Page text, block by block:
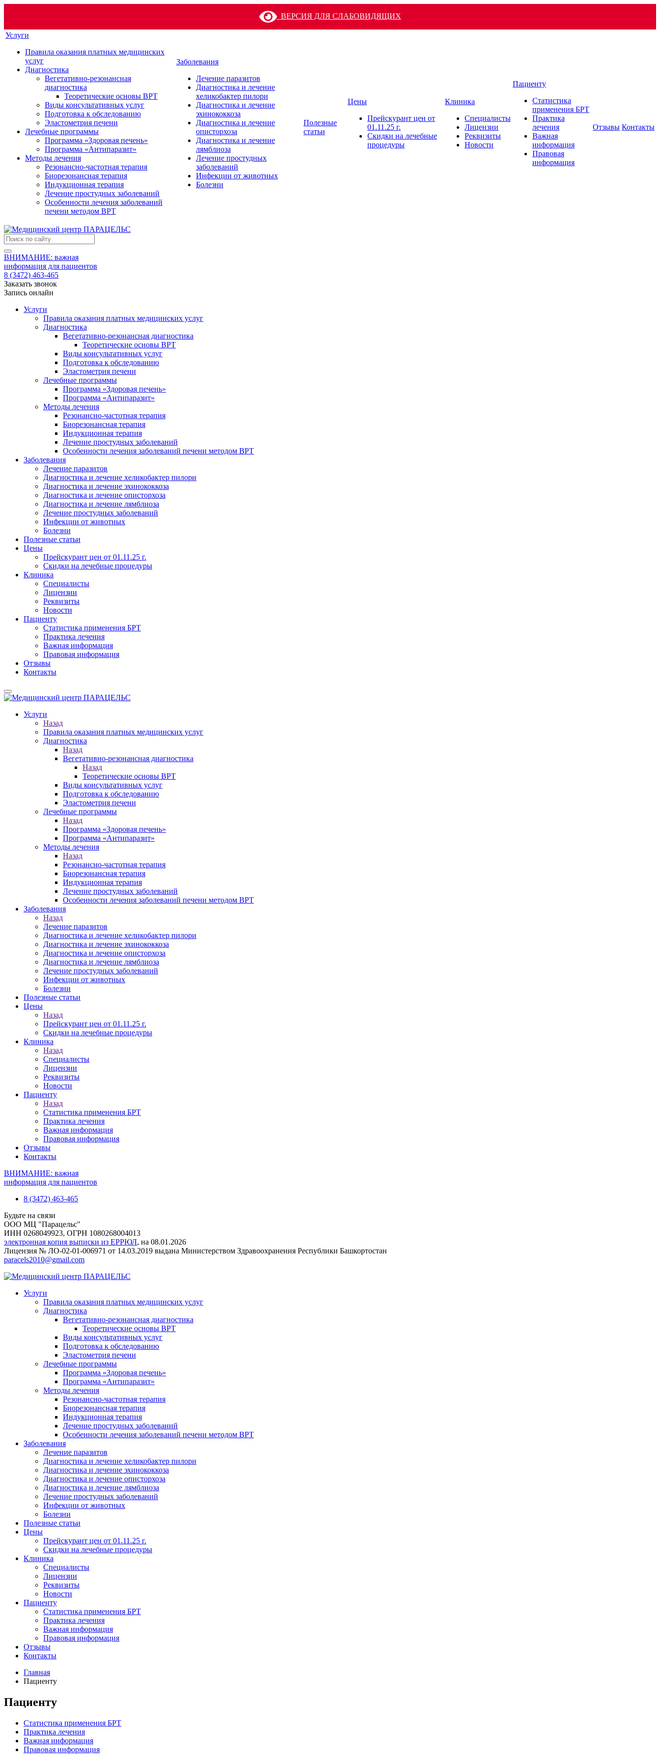
ВЕРСИЯ ДЛЯ СЛАБОВИДЯЩИХ
Услуги
Правила оказания платных медицинских
услуг
Диагностика
Вегетативно-резонансная
диагностика
Теоретические основы ВРТ
Виды консультативных услуг
Подготовка к обследованию
Эластометрия печени
Лечебные программы
Программа «Здоровая печень»
Программа «Антипаразит»
Методы лечения
Резонансно-частотная терапия
Биорезонансная терапия
Индукционная терапия
Лечение простудных заболеваний
Особенности лечения заболеваний
печени методом ВРТ
Заболевания
Лечение паразитов
Диагностика и лечение
хеликобактер пилори
Диагностика и лечение
эхинококкоза
Диагностика и лечение
описторхоза
Диагностика и лечение
лямблиоза
Лечение простудных
заболеваний
Инфекции от животных
Болезни
Полезные
статьи
Цены
Прейскурант цен от
01.11.25 г.
Скидки на лечебные
процедуры
Клиника
Специалисты
Лицензии
Реквизиты
Новости
Пациенту
Статистика
применения БРТ
Практика
лечения
Важная
информация
Правовая
информация
Отзывы Контакты
ВНИМАНИЕ: важная
информация для пациентов
8 (3472) 463-465
Заказать звонок
Запись онлайн
Услуги
Правила оказания платных медицинских услуг
Диагностика
Вегетативно-резонансная диагностика
Теоретические основы ВРТ
Виды консультативных услуг
Подготовка к обследованию
Эластометрия печени
Лечебные программы
Программа «Здоровая печень»
Программа «Антипаразит»
Методы лечения
Резонансно-частотная терапия
Биорезонансная терапия
Индукционная терапия
Лечение простудных заболеваний
Особенности лечения заболеваний печени методом ВРТ
Заболевания
Лечение паразитов
Диагностика и лечение хеликобактер пилори
Диагностика и лечение эхинококкоза
Диагностика и лечение описторхоза
Диагностика и лечение лямблиоза
Лечение простудных заболеваний
Инфекции от животных
Болезни
Полезные статьи
Цены
Прейскурант цен от 01.11.25 г.
Скидки на лечебные процедуры
Клиника
Специалисты
Лицензии
Реквизиты
Новости
Пациенту
Статистика применения БРТ
Практика лечения
Важная информация
Правовая информация
Отзывы
Контакты
Услуги
Назад
Правила оказания платных медицинских услуг
Диагностика
Назад
Вегетативно-резонансная диагностика
Назад
Теоретические основы ВРТ
Виды консультативных услуг
Подготовка к обследованию
Эластометрия печени
Лечебные программы
Назад
Программа «Здоровая печень»
Программа «Антипаразит»
Методы лечения
Назад
Резонансно-частотная терапия
Биорезонансная терапия
Индукционная терапия
Лечение простудных заболеваний
Особенности лечения заболеваний печени методом ВРТ
Заболевания
Назад
Лечение паразитов
Диагностика и лечение хеликобактер пилори
Диагностика и лечение эхинококкоза
Диагностика и лечение описторхоза
Диагностика и лечение лямблиоза
Лечение простудных заболеваний
Инфекции от животных
Болезни
Полезные статьи
Цены
Назад
Прейскурант цен от 01.11.25 г.
Скидки на лечебные процедуры
Клиника
Назад
Специалисты
Лицензии
Реквизиты
Новости
Пациенту
Назад
Статистика применения БРТ
Практика лечения
Важная информация
Правовая информация
Отзывы
Контакты
ВНИМАНИЕ: важная
информация для пациентов
8 (3472) 463-465
Будьте на связи
ООО МЦ "Парацельс"
ИНН 0268049923, ОГРН 1080268004013
электронная копия выписки из ЕРРЮЛ, на 08.01.2026
Лицензия № ЛО-02-01-006971 от 14.03.2019 выдана Министерством Здравоохранения Республики Башкортостан
paracels2010@gmail.com
Услуги
Правила оказания платных медицинских услуг
Диагностика
Вегетативно-резонансная диагностика
Теоретические основы ВРТ
Виды консультативных услуг
Подготовка к обследованию
Эластометрия печени
Лечебные программы
Программа «Здоровая печень»
Программа «Антипаразит»
Методы лечения
Резонансно-частотная терапия
Биорезонансная терапия
Индукционная терапия
Лечение простудных заболеваний
Особенности лечения заболеваний печени методом ВРТ
Заболевания
Лечение паразитов
Диагностика и лечение хеликобактер пилори
Диагностика и лечение эхинококкоза
Диагностика и лечение описторхоза
Диагностика и лечение лямблиоза
Лечение простудных заболеваний
Инфекции от животных
Болезни
Полезные статьи
Цены
Прейскурант цен от 01.11.25 г.
Скидки на лечебные процедуры
Клиника
Специалисты
Лицензии
Реквизиты
Новости
Пациенту
Статистика применения БРТ
Практика лечения
Важная информация
Правовая информация
Отзывы
Контакты
Главная
Пациенту
Пациенту
Статистика применения БРТ
Практика лечения
Важная информация
Правовая информация